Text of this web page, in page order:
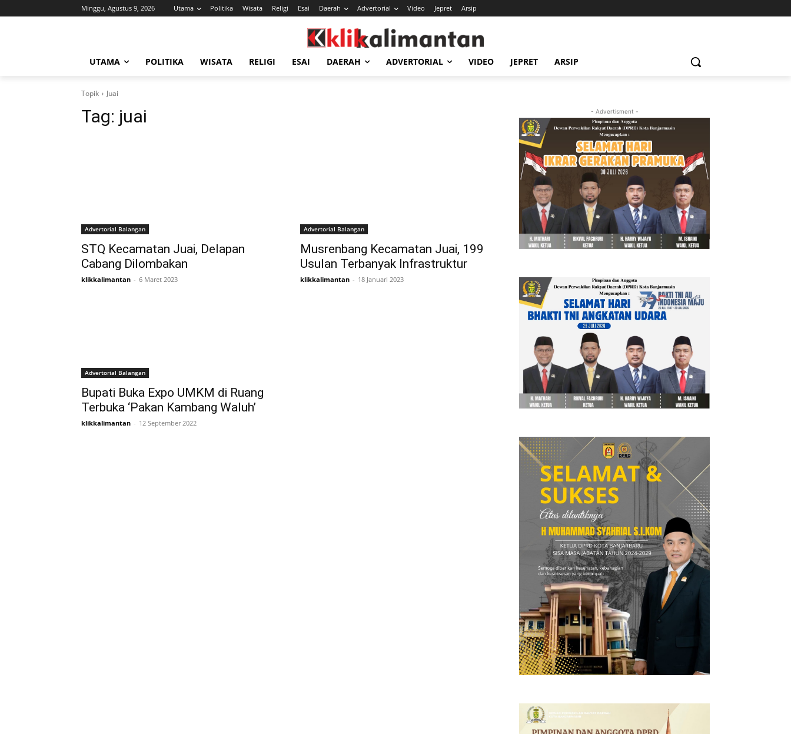
Minggu, Agustus 9, 2026 Utama Politika Wisata Religi Esai Daerah Advertorial Video Jepret Arsip
UTAMA POLITIKA WISATA RELIGI ESAI DAERAH ADVERTORIAL VIDEO JEPRET ARSIP
Topik Juai
Tag: juai
Advertorial Balangan
STQ Kecamatan Juai, Delapan
Cabang Dilombakan
klikkalimantan - 6 Maret 2023
Advertorial Balangan
Musrenbang Kecamatan Juai, 199
Usulan Terbanyak Infrastruktur
klikkalimantan - 18 Januari 2023
Advertorial Balangan
Bupati Buka Expo UMKM di Ruang
Terbuka ‘Pakan Kambang Waluh’
klikkalimantan - 12 September 2022
- Advertisment -